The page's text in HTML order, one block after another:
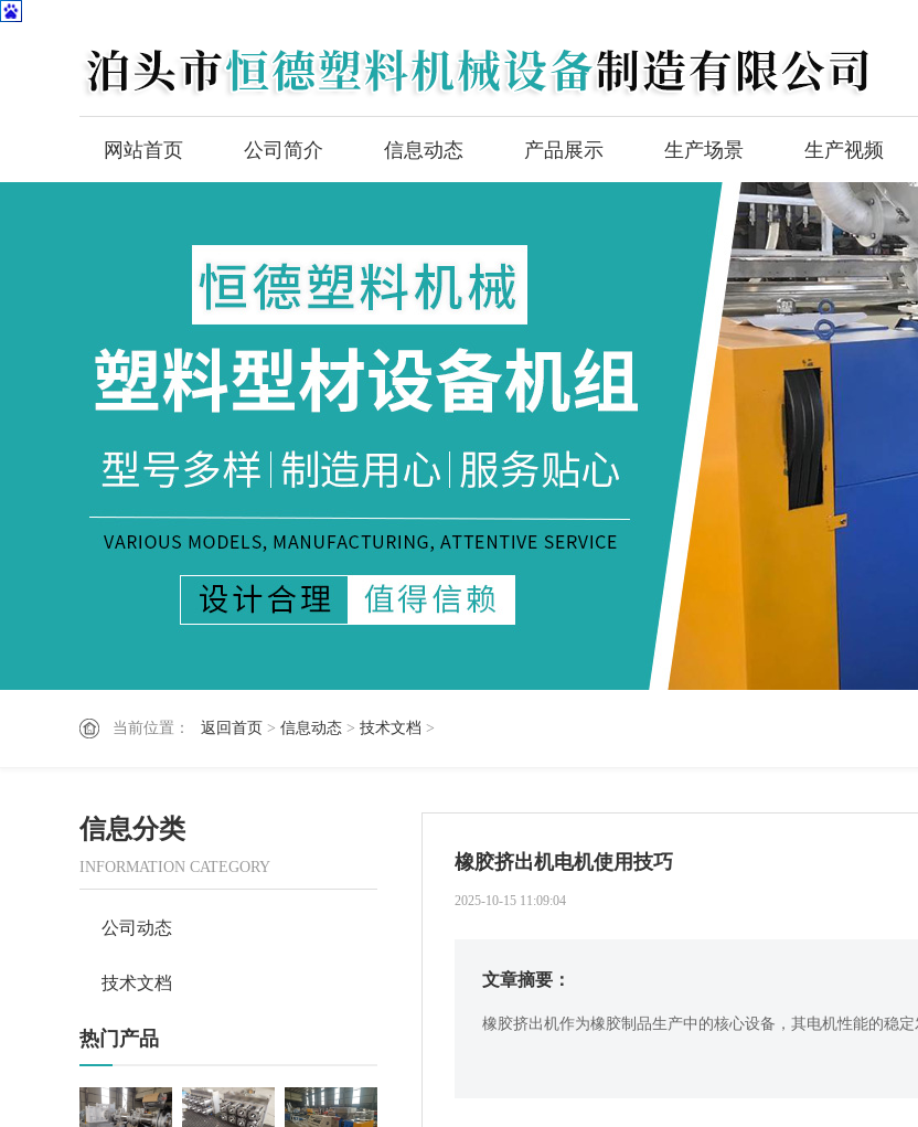
网站首页 公司简介 信息动态 产品展示 生产场景 生产视频
当前位置： 返回首页 > 信息动态 > 技术文档 >
信息分类
INFORMATION CATEGORY
公司动态
技术文档
热门产品
石家庄尼龙
石家庄尼龙
橡胶挤出机电机使用技巧
2025-10-15 11:09:04
文章摘要：
橡胶挤出机作为橡胶制品生产中的核心设备，其电机性能的稳